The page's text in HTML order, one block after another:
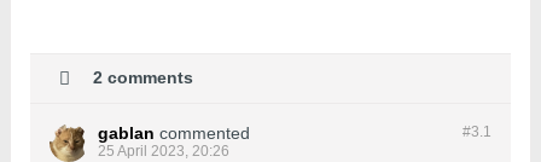
2 comments
#3.1
gablan commented
25 April 2023, 20:26